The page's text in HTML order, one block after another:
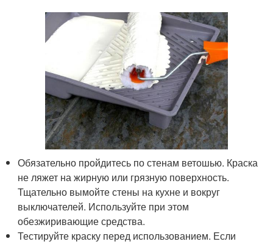
Обязательно пройдитесь по стенам ветошью. Краска
не ляжет на жирную или грязную поверхность.
Тщательно вымойте стены на кухне и вокруг
выключателей. Используйте при этом
обезжиривающие средства.
Тестируйте краску перед использованием. Если